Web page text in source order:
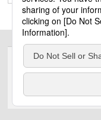
サイトのご利用にあたっ
電
©